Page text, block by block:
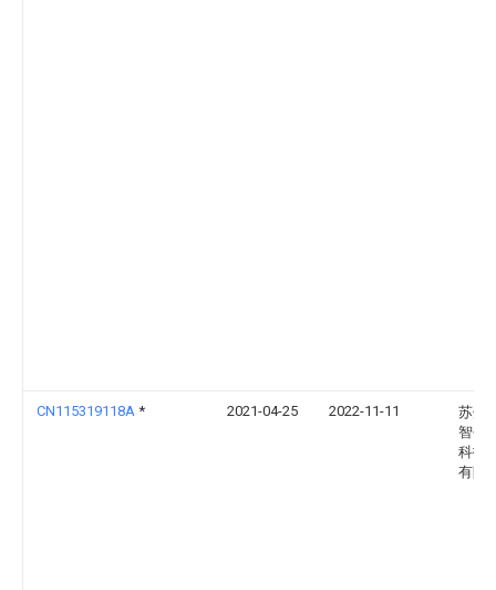
CN115319118A * 2021-04-25 2022-11-11
苏州
智创
科技
有限